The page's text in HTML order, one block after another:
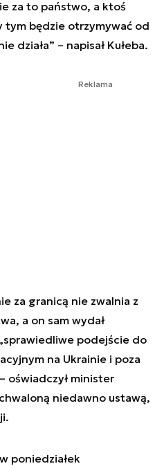
za to państwo, a ktoś
tym będzie otrzymywać od
działa” – napisał Kułeba.
Reklama
za granicą nie zwalnia z
a on sam wydał
podejście do
na Ukrainie i poza
oświadczył minister
niedawno ustawą,
poniedziałek